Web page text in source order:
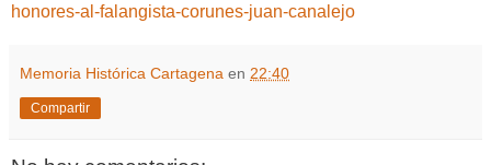
honores-al-falangista-corunes-juan-canalejo
Memoria Histórica Cartagena en 22:40
Compartir